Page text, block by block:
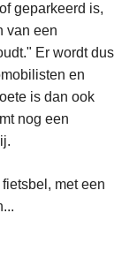
geparkeerd is,
van een
Er wordt dus
en
is dan ook
nog een
met een